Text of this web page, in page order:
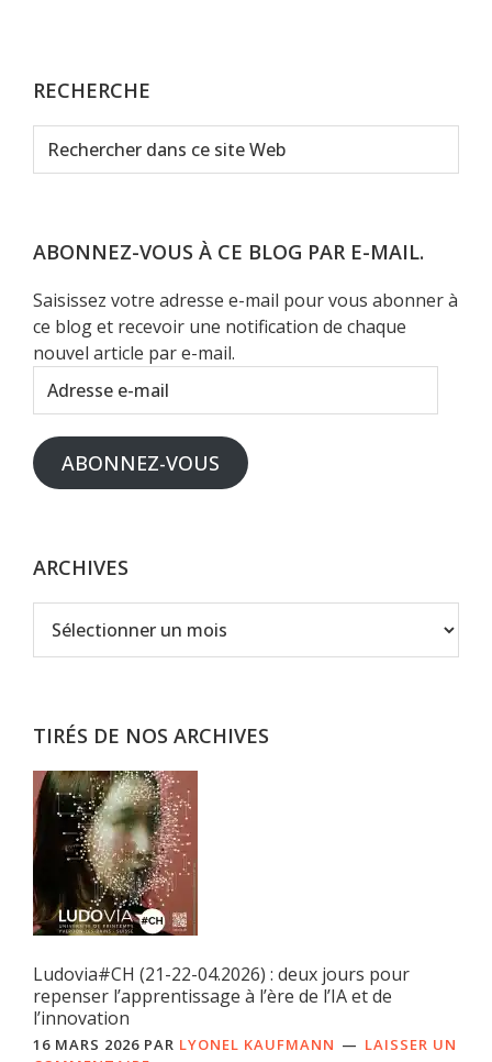
RECHERCHE
Rechercher
dans
Web
ABONNEZ-VOUS À CE BLOG PAR E-MAIL.
Saisissez votre adresse e-mail pour vous abonner à
ce blog et recevoir une notification de chaque
nouvel article par e-mail.
Adresse
e-
mail
ABONNEZ-VOUS
ARCHIVES
TIRÉS DE NOS ARCHIVES
Ludovia#CH (21-22-04.2026) : deux jours pour
repenser l’apprentissage à l’ère de l’IA et de
l’innovation
16 MARS 2026 PAR LYONEL KAUFMANN
LAISSER UN